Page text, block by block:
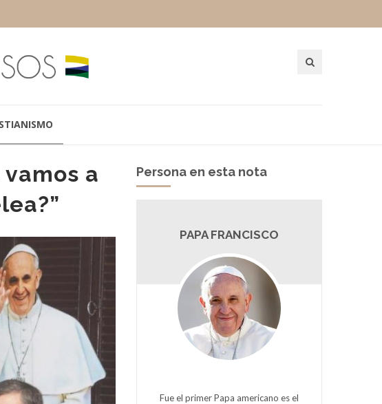
a
Persona en esta nota
PAPA FRANCISCO
Fue el primer Papa americano es el